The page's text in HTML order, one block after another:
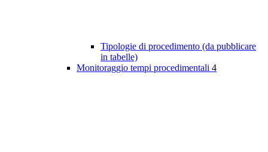
Tipologie di procedimento (da pubblicare
in tabelle)
Monitoraggio tempi procedimentali 4